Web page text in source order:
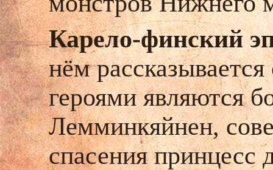
Карело-финский
нём
героями являются
Лемминкяйнен,
спасения принцесс